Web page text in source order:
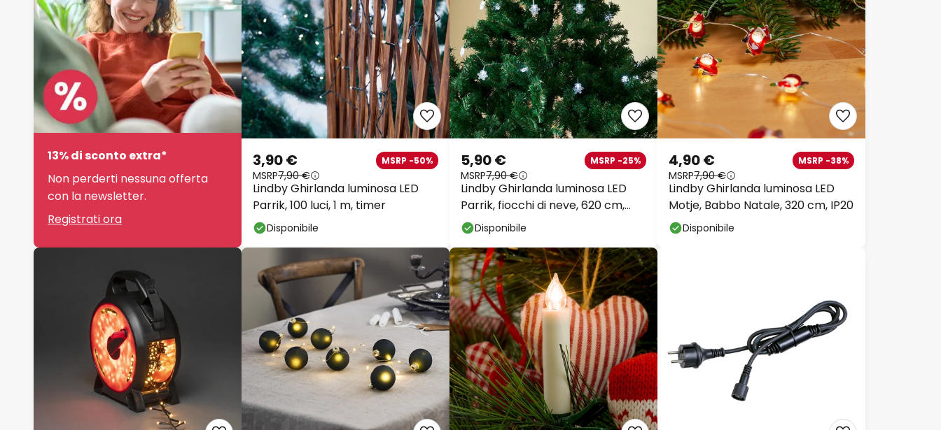
13% di sconto extra*
Non perderti nessuna offerta
con la newsletter.
Registrati ora
Lindby Ghirlanda luminosa LED
Parrik, 100 luci, 1 m, timer
3,90 € MSRP -50%
MSRP7,90 €
Disponibile
Lindby Ghirlanda luminosa LED
Parrik, fiocchi di neve, 620 cm,
IP44
5,90 € MSRP -25%
MSRP7,90 €
Disponibile
Lindby Ghirlanda luminosa LED
Motje, Babbo Natale, 320 cm, IP20
4,90 € MSRP -38%
MSRP7,90 €
Disponibile